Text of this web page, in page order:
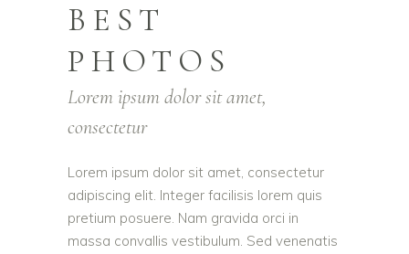
BEST
PHOTOS
Lorem ipsum dolor sit amet,
consectetur
Lorem ipsum dolor sit amet, consectetur
adipiscing elit. Integer facilisis lorem quis
pretium posuere. Nam gravida orci in
massa convallis vestibulum. Sed venenatis